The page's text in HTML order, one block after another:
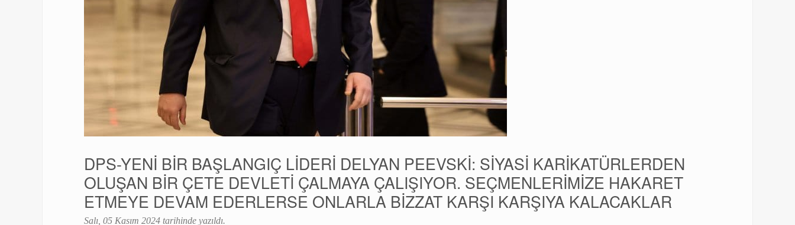
DPS-YENİ BİR BAŞLANGIÇ LİDERİ DELYAN PEEVSKİ: SİYASİ KARİKATÜRLERDEN
OLUŞAN BİR ÇETE DEVLETİ ÇALMAYA ÇALIŞIYOR. SEÇMENLERİMİZE HAKARET
ETMEYE DEVAM EDERLERSE ONLARLA BİZZAT KARŞI KARŞIYA KALACAKLAR
Salı, 05 Kasım 2024 tarihinde yazıldı.